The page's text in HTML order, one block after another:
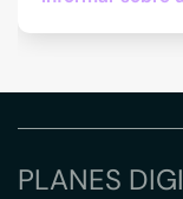
PLANES